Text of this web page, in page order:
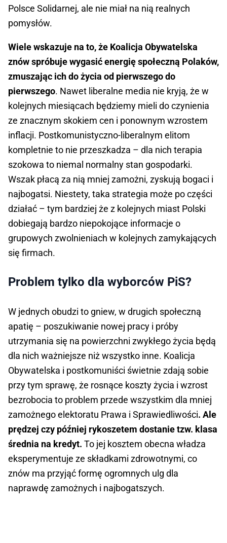
Polsce Solidarnej, ale nie miał na nią realnych
pomysłów.
Wiele wskazuje na to, że Koalicja Obywatelska
znów spróbuje wygasić energię społeczną Polaków,
zmuszając ich do życia od pierwszego do
pierwszego. Nawet liberalne media nie kryją, że w
kolejnych miesiącach będziemy mieli do czynienia
ze znacznym skokiem cen i ponownym wzrostem
inflacji. Postkomunistyczno-liberalnym elitom
kompletnie to nie przeszkadza – dla nich terapia
szokowa to niemal normalny stan gospodarki.
Wszak płacą za nią mniej zamożni, zyskują bogaci i
najbogatsi. Niestety, taka strategia może po części
działać – tym bardziej że z kolejnych miast Polski
dobiegają bardzo niepokojące informacje o
grupowych zwolnieniach w kolejnych zamykających
się firmach.
Problem tylko dla wyborców PiS?
W jednych obudzi to gniew, w drugich społeczną
apatię – poszukiwanie nowej pracy i próby
utrzymania się na powierzchni zwykłego życia będą
dla nich ważniejsze niż wszystko inne. Koalicja
Obywatelska i postkomuniści świetnie zdają sobie
przy tym sprawę, że rosnące koszty życia i wzrost
bezrobocia to problem przede wszystkim dla mniej
zamożnego elektoratu Prawa i Sprawiedliwości. Ale
prędzej czy później rykoszetem dostanie tzw. klasa
średnia na kredyt. To jej kosztem obecna władza
eksperymentuje ze składkami zdrowotnymi, co
znów ma przyjąć formę ogromnych ulg dla
naprawdę zamożnych i najbogatszych.